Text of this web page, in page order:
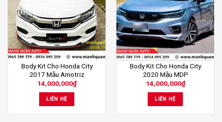
Body Kit Cho Honda City
2017 Mẫu Amotriz
14,000,000₫
LIÊN HỆ
Body Kit Cho Honda City
2020 Mẫu MDP
14,000,000₫
LIÊN HỆ